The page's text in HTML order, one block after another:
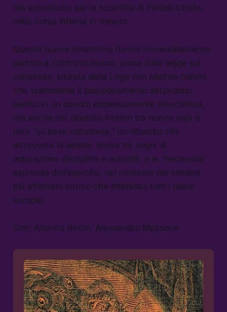
ma soprattutto per la sconfitta di Fratelli d’Italia
nella corsa interna in Veneto.
Queste nuove dinamiche hanno immediatamente
portato a confronti interni: prima sulla legge sul
consenso, silurata dalla Lega con Matteo Salvini
che sperimenta il posizionamento del proprio
partito in un quadro espressamente maschilista,
ma anche nel dibattito interno tra nuova naja e
leva “su base volontaria,” un dibattito che
attraversa la destra, divisa tra sogni di
educazione disciplina e autorità, e le “necessità”
espresse dall’esercito, nel contesto del sempre
più affamato riarmo che interessa tutti i paesi
europei.
Con: Arianna Bettin, Alessandro Massone